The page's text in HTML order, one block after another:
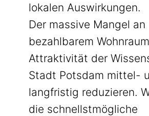
lokalen Auswirkungen.
Der massive Mangel an
bezahlbarem
Attraktivität der
Stadt Potsdam mittel-
langfristig reduzieren.
die schnellstmögliche